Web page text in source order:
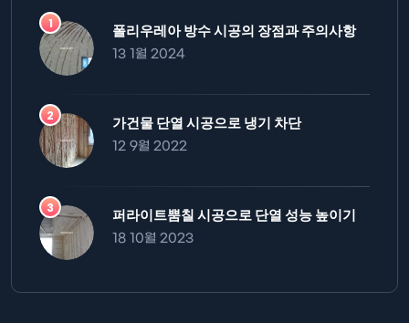
폴리우레아 방수 시공의 장점과 주의사항
13 1월 2024
가건물 단열 시공으로 냉기 차단
12 9월 2022
퍼라이트뿜칠 시공으로 단열 성능 높이기
18 10월 2023